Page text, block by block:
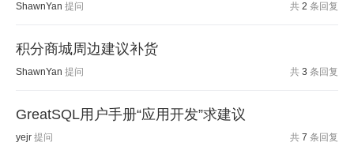
ShawnYan 提问 共 2 条回复
积分商城周边建议补货
ShawnYan 提问 共 3 条回复
GreatSQL用户手册“应用开发”求建议
yejr 提问 共 7 条回复